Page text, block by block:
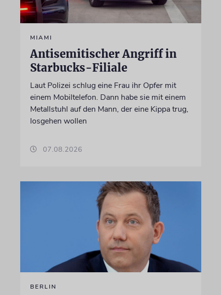
MIAMI
Antisemitischer Angriff in
Starbucks-Filiale
Laut Polizei schlug eine Frau ihr Opfer mit
einem Mobiltelefon. Dann habe sie mit einem
Metallstuhl auf den Mann, der eine Kippa trug,
losgehen wollen
07.08.2026
BERLIN